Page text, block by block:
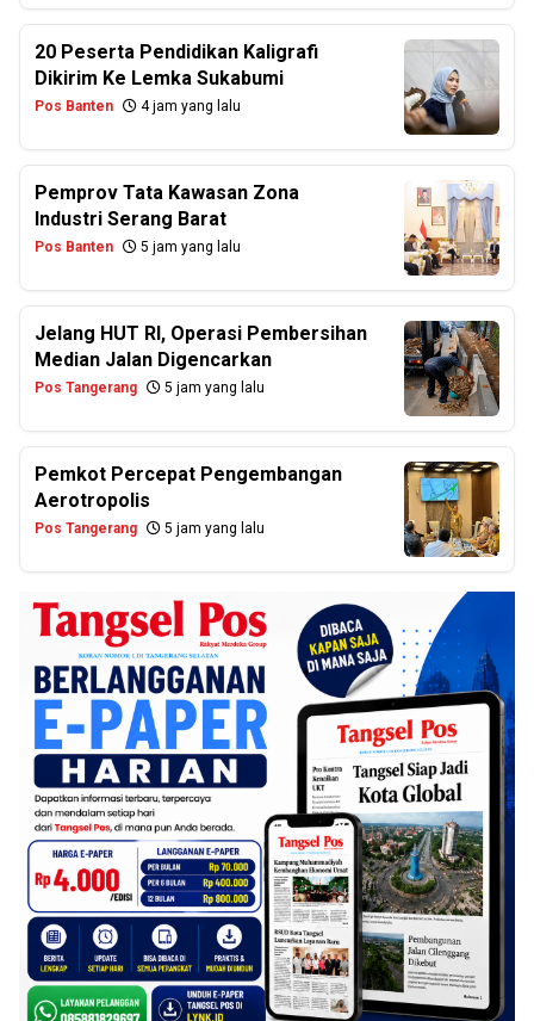
20 Peserta Pendidikan Kaligrafi
Dikirim Ke Lemka Sukabumi
Pos Banten 4 jam yang lalu
Pemprov Tata Kawasan Zona
Industri Serang Barat
Pos Banten 5 jam yang lalu
Jelang HUT RI, Operasi Pembersihan
Median Jalan Digencarkan
Pos Tangerang 5 jam yang lalu
Pemkot Percepat Pengembangan
Aerotropolis
Pos Tangerang 5 jam yang lalu